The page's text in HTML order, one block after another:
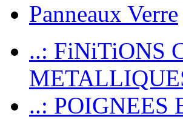
Panneaux Verre
..: FiNiTiONS
..: POIGNEES